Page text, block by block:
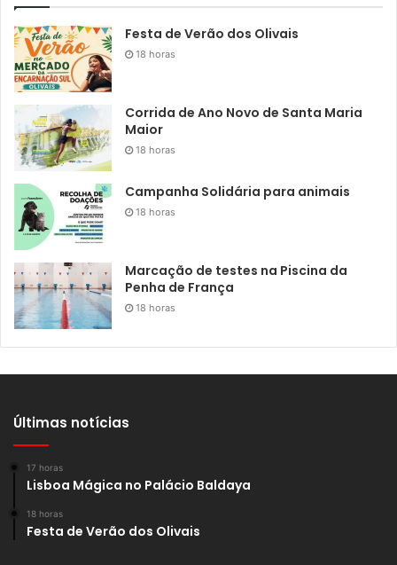
Festa de Verão dos Olivais
18 horas
Corrida de Ano Novo de Santa Maria
Maior
18 horas
Campanha Solidária para animais
18 horas
Marcação de testes na Piscina da
Penha de França
18 horas
Últimas notícias
17 horas
Lisboa Mágica no Palácio Baldaya
18 horas
Festa de Verão dos Olivais